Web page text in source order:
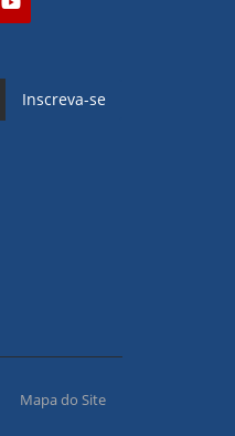
Inscreva-se
Mapa do Site